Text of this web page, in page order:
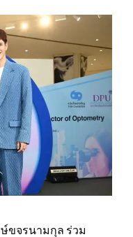
ขจรนามกุล ร่วม